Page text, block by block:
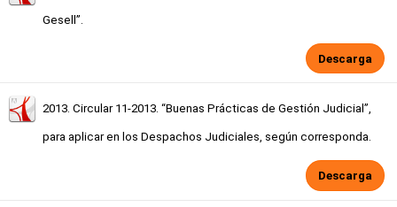
Gesell”.
Descarga
2013. Circular 11-2013. “Buenas Prácticas de Gestión Judicial”,
para aplicar en los Despachos Judiciales, según corresponda.
Descarga